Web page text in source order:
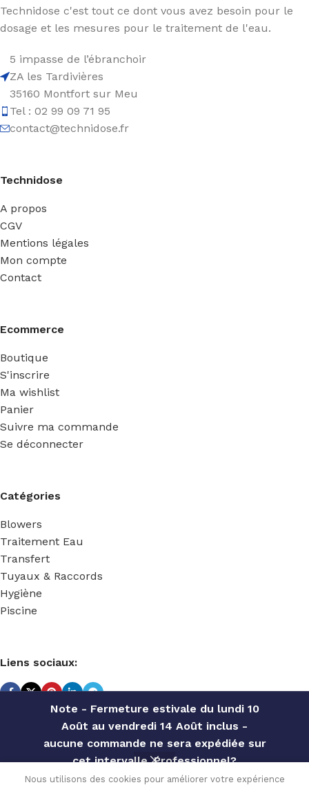
Note - Fermeture estivale du lundi 10
Août au vendredi 14 Août inclus -
aucune commande ne sera expédiée sur
cet intervalle. Professionnel?
Contactez notre service commercial
Technidose c'est tout ce dont vous avez besoin pour le
dosage et les mesures pour le traitement de l'eau.
5 impasse de l’ébranchoir
ZA les Tardivières
35160 Montfort sur Meu
Tel : 02 99 09 71 95
contact@technidose.fr
Technidose
A propos
CGV
Mentions légales
Mon compte
Contact
Ecommerce
Boutique
S'inscrire
Ma wishlist
Panier
Suivre ma commande
Se déconnecter
Catégories
Blowers
Traitement Eau
Transfert
Tuyaux & Raccords
Hygiène
Piscine
Liens sociaux:
TECHNIDOSE 2022 Réalisé parACS INFORMATIQUE
Nous utilisons des cookies pour améliorer votre expérience
BLOWER
2 ET. – 2